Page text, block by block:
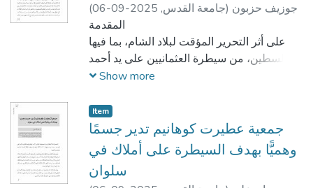
( جامعة القدس, 2025-09-06 ) جوزيف حزبون
المقدمة
على أثر التحرير المؤقت لبلاد الشام، بما فيها
فلسطين، من سيطرة العثمانيين على يد أحمد
علي باشا قام إبراهيم باشا، بدءًا من العام
المجالات الثقافية والاقتصادية والتعليمية، وفتح
المجال أمام الدول الأجنبية لإقامة العلاقات
وممارسة النشاطات المختلفة. كذلك، فإن
استعادة العثمانيين سيطرتهم على بلاد الشام لم
يتم دون تدخل ودعم أجنبي وخاصة بريطانيا،
Show more
Item
جمعية عطيرت كوهانيم تدير جسمًا
وهميًّا بهدف السيطرة على أملاك في
سلوان